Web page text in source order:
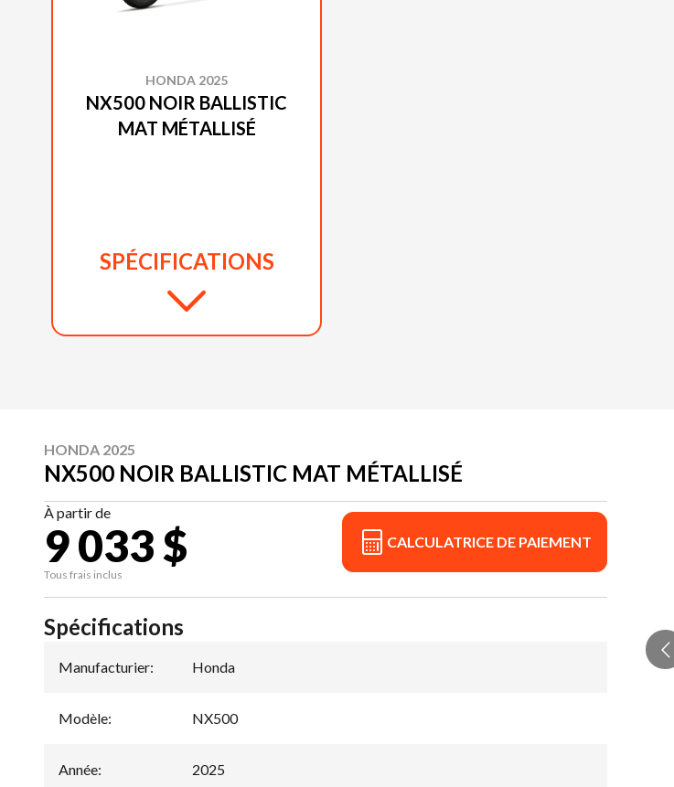
HONDA 2025
NX500 NOIR BALLISTIC
MAT MÉTALLISÉ
SPÉCIFICATIONS
HONDA 2025
NX500 NOIR BALLISTIC MAT MÉTALLISÉ
À partir de
9 033 $
Tous frais inclus
CALCULATRICE DE PAIEMENT
Spécifications
Manufacturier: Honda
Modèle: NX500
Année: 2025